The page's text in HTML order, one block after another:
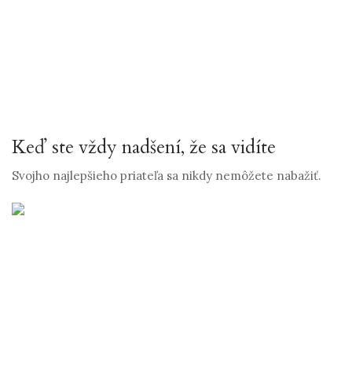
Keď ste vždy nadšení, že sa vidíte
Svojho najlepšieho priateľa sa nikdy nemôžete nabažiť.